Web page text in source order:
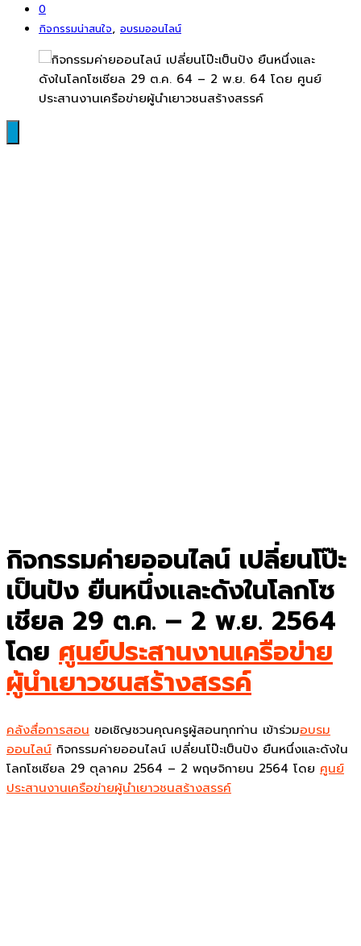
0
กิจกรรมน่าสนใจ, อบรมออนไลน์
กิจกรรมค่ายออนไลน์ เปลี่ยนโป๊ะ
เป็นปัง ยืนหนึ่งเเละดังในโลกโซ
เชียล 29 ต.ค. – 2 พ.ย. 2564
โดย ศูนย์ประสานงานเครือข่าย
ผู้นำเยาวชนสร้างสรรค์
คลังสื่อการสอน ขอเชิญชวนคุณครูผู้สอนทุกท่าน เข้าร่วมอบรม
ออนไลน์ กิจกรรมค่ายออนไลน์ เปลี่ยนโป๊ะเป็นปัง ยืนหนึ่งเเละดังใน
โลกโซเชียล 29 ตุลาคม 2564 – 2 พฤษจิกายน 2564 โดย ศูนย์
ประสานงานเครือข่ายผู้นำเยาวชนสร้างสรรค์